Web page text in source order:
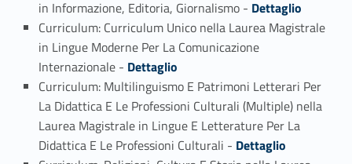
in Informazione, Editoria, Giornalismo - Dettaglio
Curriculum: Curriculum Unico nella Laurea Magistrale
in Lingue Moderne Per La Comunicazione
Internazionale - Link identifier #identifier_person_30859-3
Dettaglio
Curriculum: Multilinguismo E Patrimoni Letterari Per
La Didattica E Le Professioni Culturali (Multiple) nella
Laurea Magistrale in Lingue E Letterature Per La
Didattica E Le Professioni Culturali - Link identifier #identifier_person_128183-4
Dettaglio